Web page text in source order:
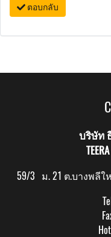
ตอบกลับ
บริษัท
59/3 ม. 21 ต.บางพลีใ